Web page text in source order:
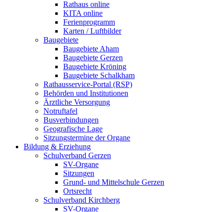
Rathaus online
KITA online
Ferienprogramm
Karten / Luftbilder
Baugebiete
Baugebiete Aham
Baugebiete Gerzen
Baugebiete Kröning
Baugebiete Schalkham
Rathausservice-Portal (RSP)
Behörden und Institutionen
Ärztliche Versorgung
Notruftafel
Busverbindungen
Geografische Lage
Sitzungstermine der Organe
Bildung & Erziehung
Schulverband Gerzen
SV-Organe
Sitzungen
Grund- und Mittelschule Gerzen
Ortsrecht
Schulverband Kirchberg
SV-Organe